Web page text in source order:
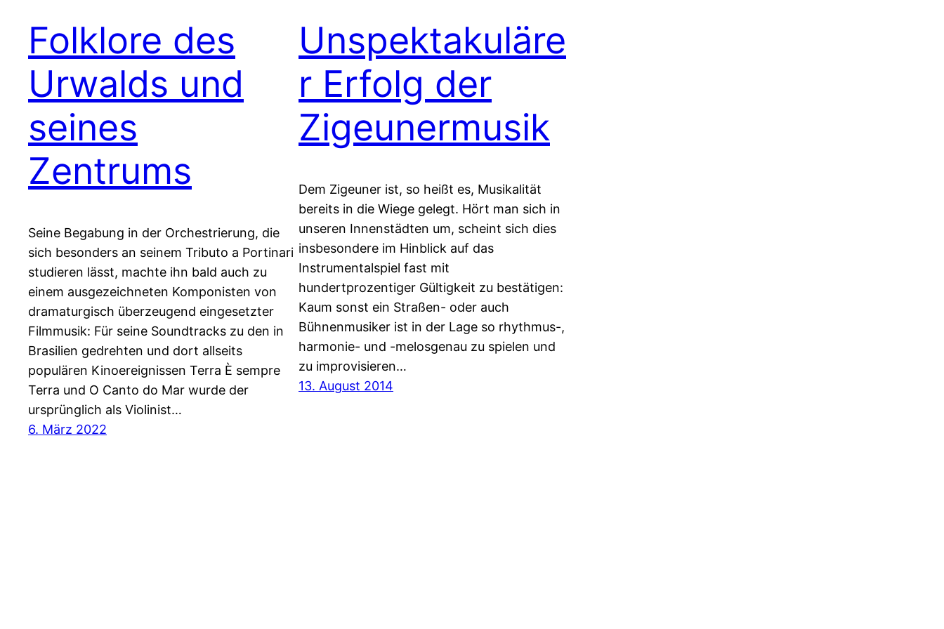
Folklore des
Urwalds und
seines
Zentrums
Seine Begabung in der Orchestrierung, die
sich besonders an seinem Tributo a Portinari
studieren lässt, machte ihn bald auch zu
einem ausgezeichneten Komponisten von
dramaturgisch überzeugend eingesetzter
Filmmusik: Für seine Soundtracks zu den in
Brasilien gedrehten und dort allseits
populären Kinoereignissen Terra È sempre
Terra und O Canto do Mar wurde der
ursprünglich als Violinist…
6. März 2022
Unspektakuläre
r Erfolg der
Zigeunermusik
Dem Zigeuner ist, so heißt es, Musikalität
bereits in die Wiege gelegt. Hört man sich in
unseren Innenstädten um, scheint sich dies
insbesondere im Hinblick auf das
Instrumentalspiel fast mit
hundertprozentiger Gültigkeit zu bestätigen:
Kaum sonst ein Straßen- oder auch
Bühnenmusiker ist in der Lage so rhythmus-,
harmonie- und -melosgenau zu spielen und
zu improvisieren…
13. August 2014